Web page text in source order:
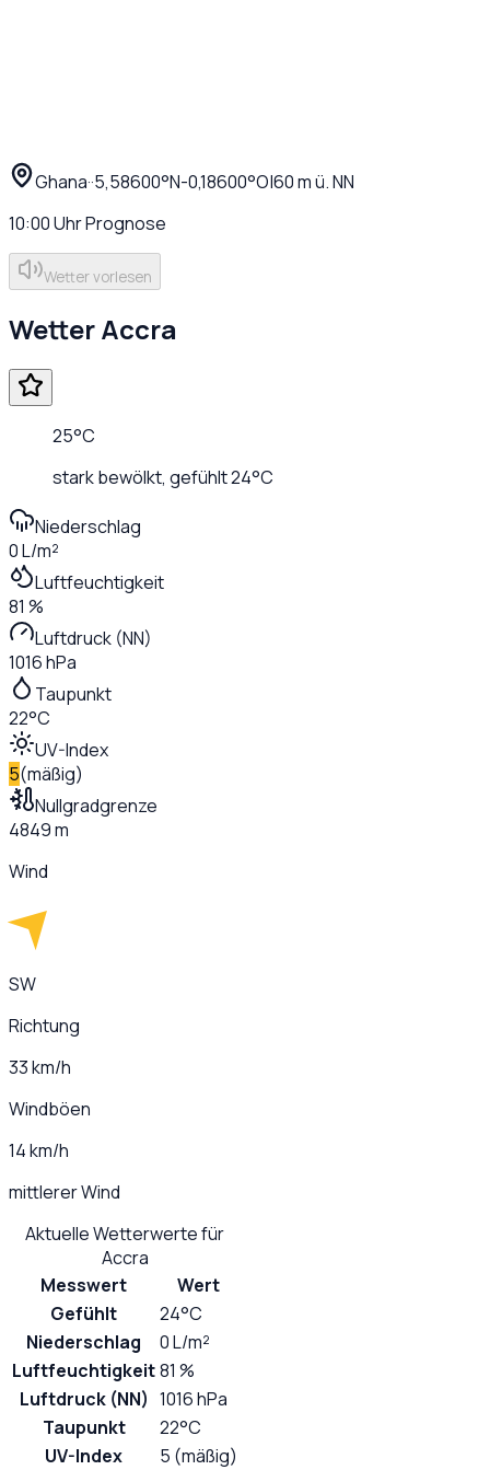
Ghana··5,58600°N-0,18600°O|60m ü. NN
10:00UhrPrognose
Wetter vorlesen
WetterAccra
25°C
stark bewölkt, gefühlt24°C
Niederschlag
0 L/m²
Luftfeuchtigkeit
81 %
Luftdruck (NN)
1016 hPa
Taupunkt
22°C
UV-Index
5(mäßig)
Nullgradgrenze
4849 m
Wind
SW
Richtung
33 km/h
Windböen
14 km/h
mittlerer Wind
Aktuelle Wetterwerte für
Accra
Messwert
Wert
Gefühlt
24°C
Niederschlag
0 L/m²
Luftfeuchtigkeit81 %
Luftdruck (NN) 1016 hPa
Taupunkt
22°C
UV-Index
5 (mäßig)